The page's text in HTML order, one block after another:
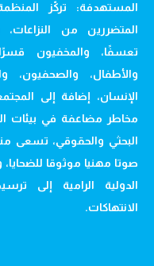
المستهدفة: تركّز
المتضررين من
تعسفًا، والمخفيون
والأطفال،
الإنسان، إضافة إلى
مخاطر مضاعفة في بيئات
البحثي والحقوقي، تسعى
صوتا مهنيا موثوقا
الدولية الرامية إلى
الانتهاكات.